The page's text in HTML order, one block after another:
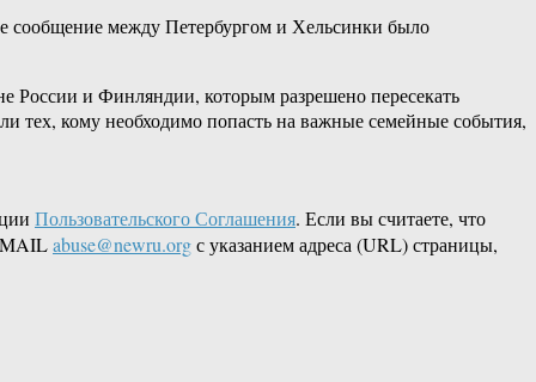
сообщение между Петербургом и Хельсинки было
России и Финляндии, которым разрешено пересекать
тех, кому необходимо попасть на важные семейные события,
Пользовательского Соглашения. Если вы считаете, что
abuse@newru.orgс указанием адреса (URL) страницы,